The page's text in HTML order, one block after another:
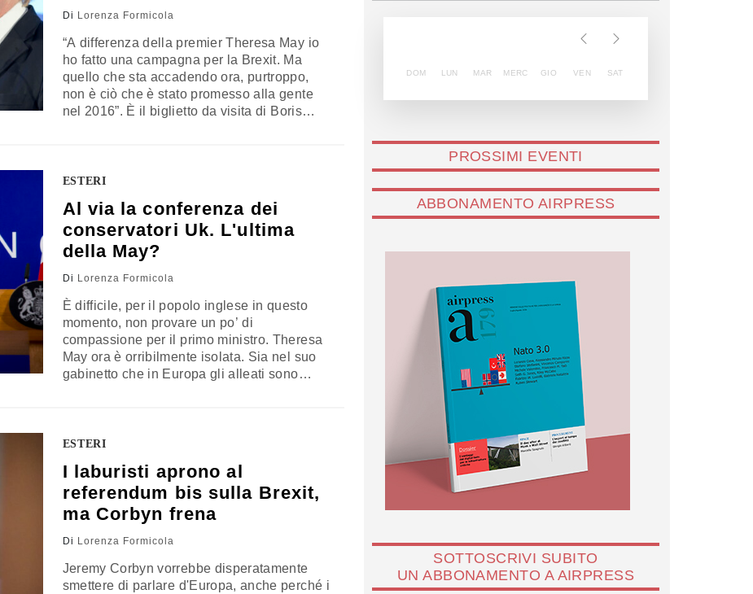
Di Lorenza Formicola
“A differenza della premier Theresa May io
ho fatto una campagna per la Brexit. Ma
quello che sta accadendo ora, purtroppo,
non è ciò che è stato promesso alla gente
nel 2016”. È il biglietto da visita di Boris
guidava la politica estera,…
ESTERI
Al via la conferenza dei
conservatori Uk. L'ultima
della May?
Di Lorenza Formicola
È difficile, per il popolo inglese in questo
momento, non provare un po’ di
compassione per il primo ministro. Theresa
May ora è orribilmente isolata. Sia nel suo
gabinetto che in Europa gli alleati sono
ESTERI
I laburisti aprono al
referendum bis sulla Brexit,
ma Corbyn frena
Di Lorenza Formicola
Jeremy Corbyn vorrebbe disperatamente
smettere di parlare d'Europa, anche perché i
DOM LUN MAR MERC GIO VEN SAT
PROSSIMI EVENTI
ABBONAMENTO AIRPRESS
SOTTOSCRIVI SUBITO
UN ABBONAMENTO A AIRPRESS